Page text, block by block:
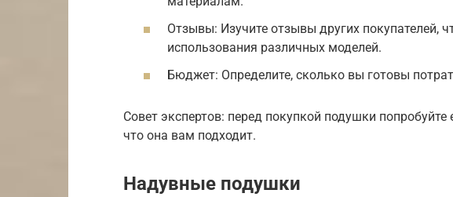
Отзывы: Изучите отзывы других покупателей,
использования различных моделей.
Бюджет: Определите, сколько вы готовы
Совет экспертов: перед покупкой подушки попробуйте
что она вам подходит.
Надувные подушки